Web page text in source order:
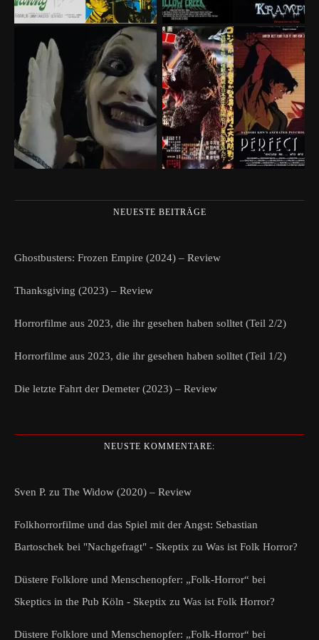
NEUESTE BEITRÄGE
Ghostbusters: Frozen Empire (2024) – Review
Thanksgiving (2023) – Review
Horrorfilme aus 2023, die ihr gesehen haben solltet (Teil 2/2)
Horrorfilme aus 2023, die ihr gesehen haben solltet (Teil 1/2)
Die letzte Fahrt der Demeter (2023) – Review
NEUSTE KOMMENTARE:
Sven P. zu The Widow (2020) – Review
Folkhorrorfilme und das Spiel mit der Angst: Sebastian
Bartoschek bei "Nachgefragt" - Skeptix zu Was ist Folk Horror?
Düstere Folklore und Menschenopfer: „Folk-Horror“ bei
Skeptics in the Pub Köln - Skeptix zu Was ist Folk Horror?
Düstere Folklore und Menschenopfer: „Folk-Horror“ bei